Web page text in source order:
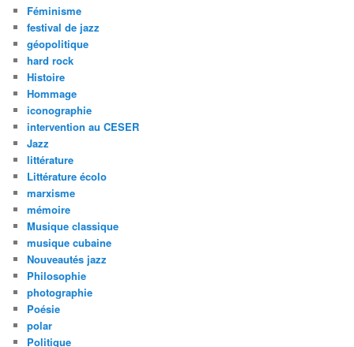
Féminisme
festival de jazz
géopolitique
hard rock
Histoire
Hommage
iconographie
intervention au CESER
Jazz
littérature
Littérature écolo
marxisme
mémoire
Musique classique
musique cubaine
Nouveautés jazz
Philosophie
photographie
Poésie
polar
Politique